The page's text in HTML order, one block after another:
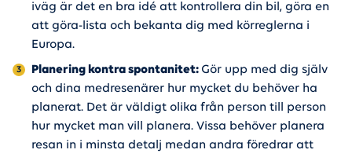
iväg är det en bra idé att kontrollera din bil, göra en
att göra-lista och bekanta dig med körreglerna i
Europa.
Planering kontra spontanitet: Gör upp med dig själv
och dina medresenärer hur mycket du behöver ha
planerat. Det är väldigt olika från person till person
hur mycket man vill planera. Vissa behöver planera
resan in i minsta detalj medan andra föredrar att